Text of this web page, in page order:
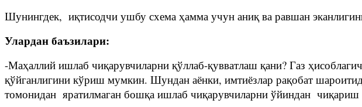
Шунингдек, иқтисодчи ушбу схема ҳамма учун аниқ ва равшан
Улардан баъзилари:
-Маҳаллий ишлаб чиқарувчиларни қўллаб-қувватлаш қани? Газ
қўйганлигини кўриш мумкин. Шундан аёнки, имтиёзлар рақобат
томонидан яратилмаган бошқа ишлаб чиқарувчиларни ўйиндан чиқариш